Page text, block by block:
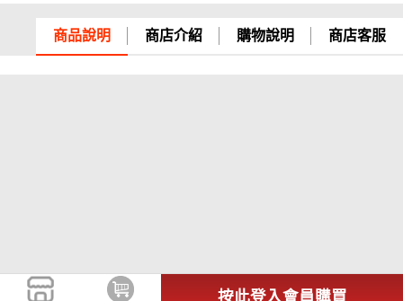
商品說明 商店介紹 購物說明 商店客服
按此登入會員購買
託、台灣樂天、三信商銀
兆豐銀行、合作金庫、第一銀行、華南銀行、